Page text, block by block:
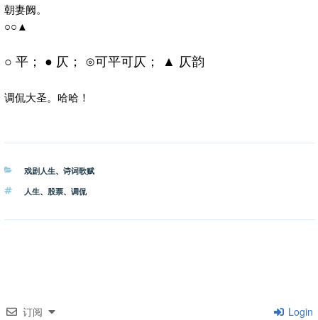
朝妻阙。
○○▲
○ 平； ● 仄； ⊙可平可仄； ▲ 仄韵
调侃大圣。哈哈！
分
戏剧人生、 诗词歌赋
标
人生、 股票、 调侃
订阅 Login